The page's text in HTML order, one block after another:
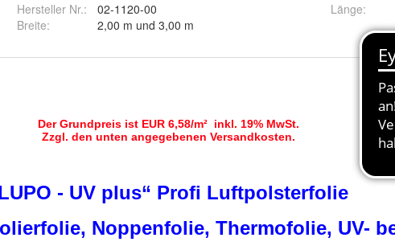
Hersteller Nr.:
02-1120-00
Breite: 2,00 m und 3,00 m
Länge: